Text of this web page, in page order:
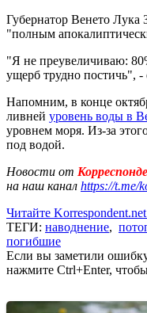
Губернатор Венето Лука
"полным
"Я не преувеличиваю:
ущерб трудно постичь", -
Напомним, в конце
ливней уровень воды в
уровнем моря. Из-за
под водой.
Новости от
на наш канал https://t.me/
Читайте
ТЕГИ: наводнение,
погибшие
Если вы заметили
нажмите Ctrl+Enter,